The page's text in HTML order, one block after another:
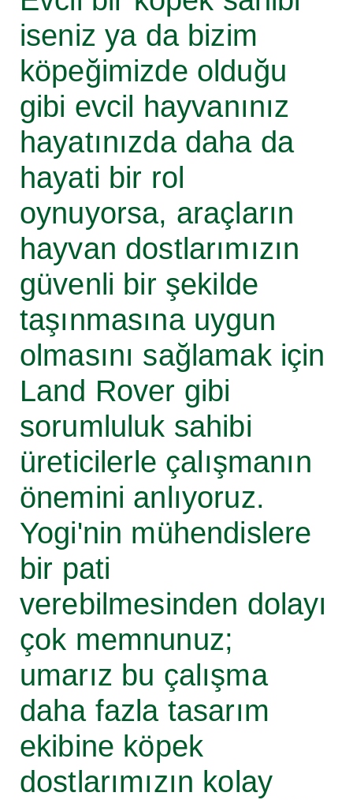
iseniz ya da bizim
köpeğimizde olduğu
gibi evcil hayvanınız
hayatınızda daha da
hayati bir rol
oynuyorsa, araçların
hayvan dostlarımızın
güvenli bir şekilde
taşınmasına uygun
olmasını sağlamak için
Land Rover gibi
sorumluluk sahibi
üreticilerle çalışmanın
önemini anlıyoruz.
Yogi'nin mühendislere
bir pati
verebilmesinden dolayı
çok memnunuz;
umarız bu çalışma
daha fazla tasarım
ekibine köpek
dostlarımızın kolay